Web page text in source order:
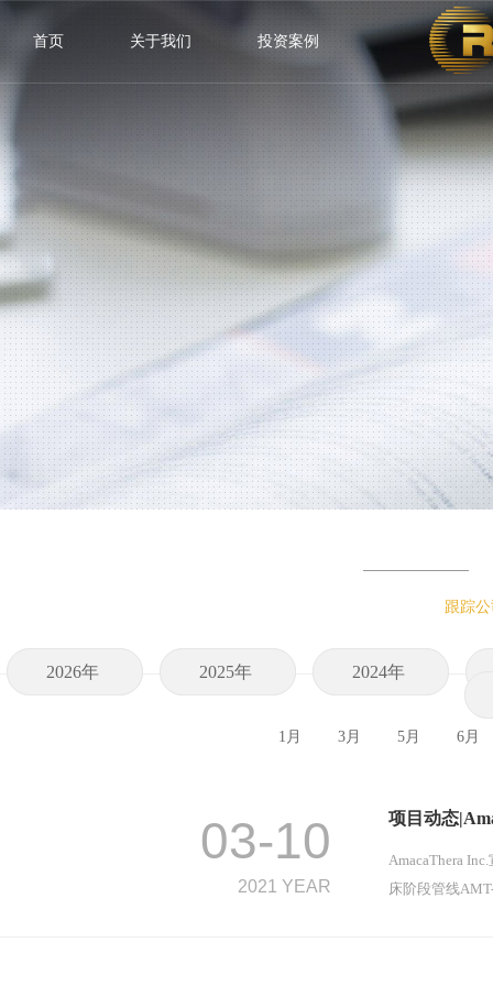
首页 关于我们 投资案例
跟踪
2026年 2025年 2024年
1月 3月 5月 6月
03-10
2021 YEAR
项目动态
AmacaThera
床阶段管线